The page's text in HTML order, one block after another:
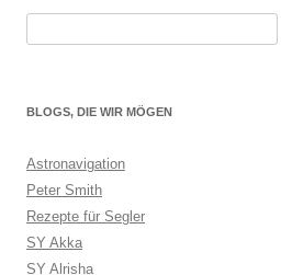
BLOGS, DIE WIR MÖGEN
Astronavigation
Peter Smith
Rezepte für Segler
SY Akka
SY Alrisha